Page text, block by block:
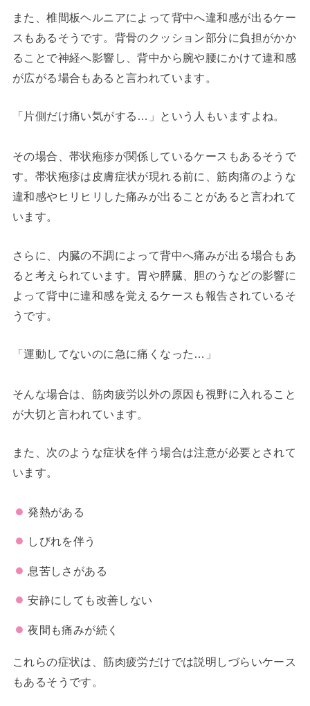
また、椎間板ヘルニアによって背中へ違和感が出るケー
スもあるそうです。背骨のクッション部分に負担がかか
ることで神経へ影響し、背中から腕や腰にかけて違和感
が広がる場合もあると言われています。
「片側だけ痛い気がする…」という人もいますよね。
その場合、帯状疱疹が関係しているケースもあるそうで
す。帯状疱疹は皮膚症状が現れる前に、筋肉痛のような
違和感やヒリヒリした痛みが出ることがあると言われて
います。
さらに、内臓の不調によって背中へ痛みが出る場合もあ
ると考えられています。胃や膵臓、胆のうなどの影響に
よって背中に違和感を覚えるケースも報告されているそ
うです。
「運動してないのに急に痛くなった…」
そんな場合は、筋肉疲労以外の原因も視野に入れること
が大切と言われています。
また、次のような症状を伴う場合は注意が必要とされて
います。
発熱がある
しびれを伴う
息苦しさがある
安静にしても改善しない
夜間も痛みが続く
これらの症状は、筋肉疲労だけでは説明しづらいケース
もあるそうです。